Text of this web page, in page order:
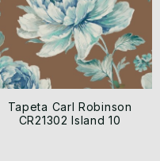
Tapeta Carl Robinson
CR21302 Island 10